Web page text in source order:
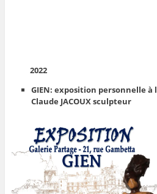
2022
GIEN: exposition personnelle à
Claude JACOUX sculpteur